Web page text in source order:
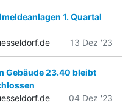
1. Quartal
13 Dez '23
Gebäude 23.40 bleibt
04 Dez '23